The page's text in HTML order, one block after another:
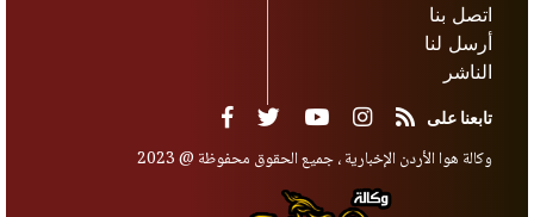
اتصل بنا
أرسل لنا
الناشر
تابعنا على
وكالة هوا الأردن الإخبارية ، جميع الحقوق محفوظة @ 2023